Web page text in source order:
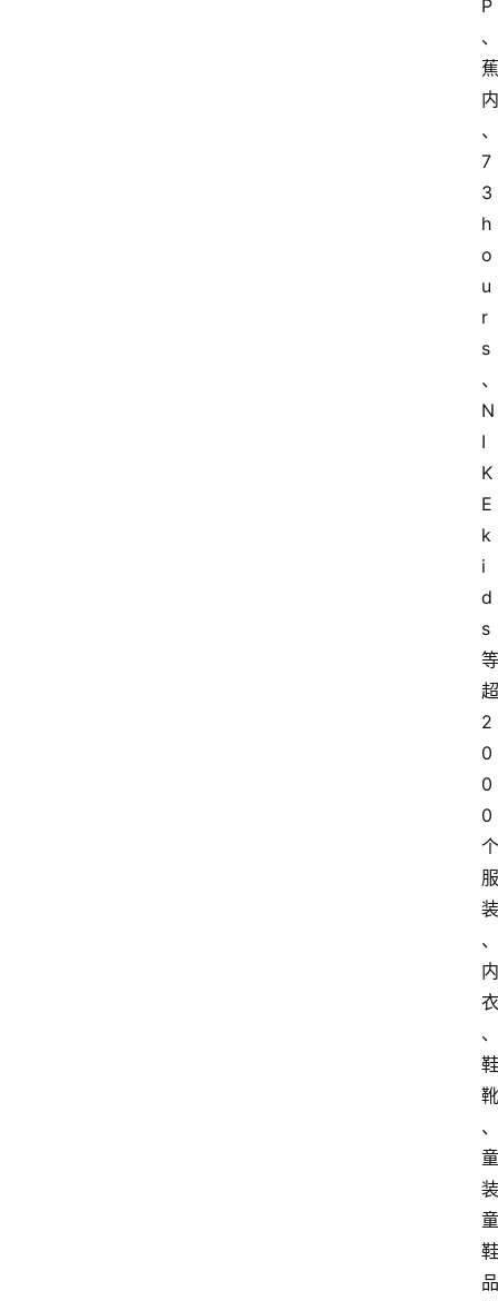
P
、
蕉
内
、
7
3
h
o
u
r
s
、
N
I
K
E
k
i
d
s
等
超
2
0
0
0
个
服
装
、
内
衣
、
鞋
靴
、
童
装
童
鞋
品